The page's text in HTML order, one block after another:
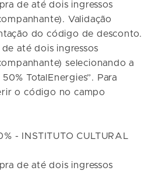
de até dois ingressos
Validação
do código de desconto.
até dois ingressos
selecionando a
TotalEnergies”. Para
o código no campo
- INSTITUTO CULTURAL
de até dois ingressos